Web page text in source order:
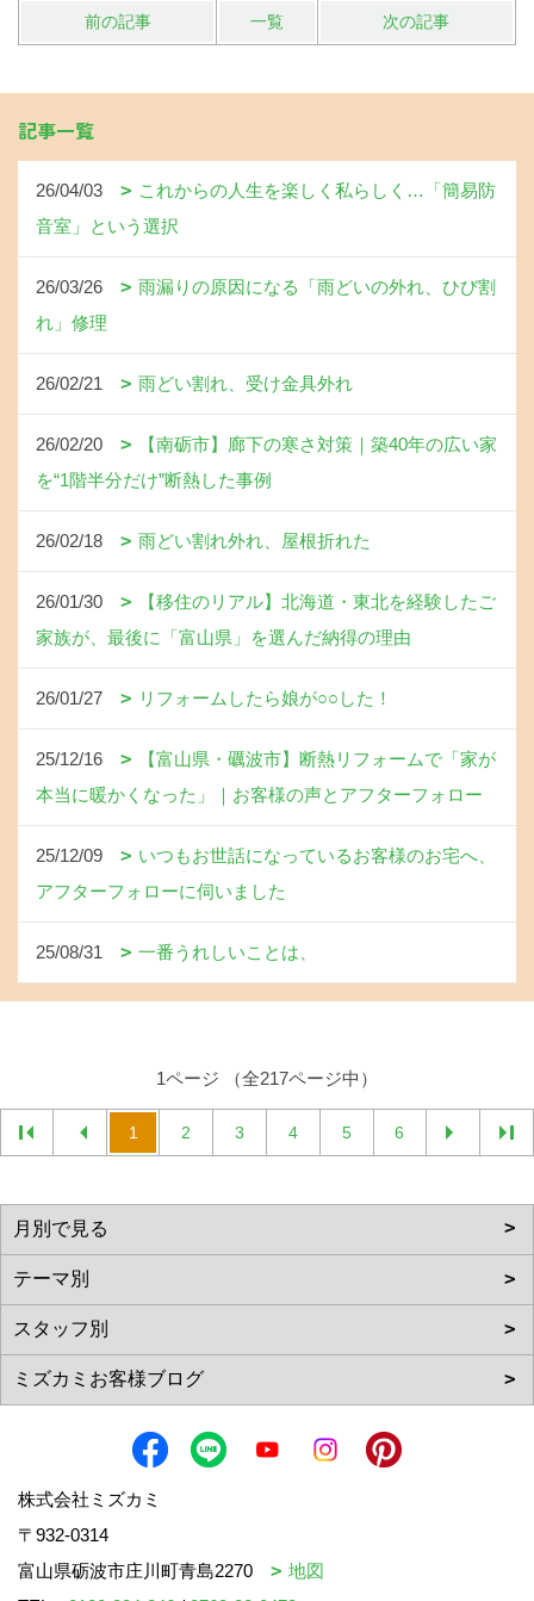
前の記事 一覧 次の記事
記事一覧
26/04/03
これからの人生を楽しく私らしく…「簡易防
音室」という選択
26/03/26
雨漏りの原因になる「雨どいの外れ、ひび割
れ」修理
26/02/21 雨どい割れ、受け金具外れ
26/02/20
【南砺市】廊下の寒さ対策｜築40年の広い家
を“1階半分だけ”断熱した事例
26/02/18 雨どい割れ外れ、屋根折れた
26/01/30
【移住のリアル】北海道・東北を経験したご
家族が、最後に「富山県」を選んだ納得の理由
26/01/27 リフォームしたら娘が○○した！
25/12/16
【富山県・礪波市】断熱リフォームで「家が
本当に暖かくなった」｜お客様の声とアフターフォロー
25/12/09
いつもお世話になっているお客様のお宅へ、
アフターフォローに伺いました
25/08/31 一番うれしいことは、
1ページ （全217ページ中）
1 2 3 4 5 6
株式会社ミズカミ
〒932-0314
富山県砺波市庄川町青島2270
地図